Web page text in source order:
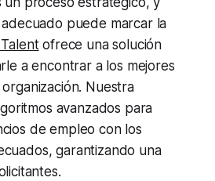
puede marcar la
ofrece una solución
a encontrar a los mejores
Nuestra
avanzados para
de empleo con los
garantizando una